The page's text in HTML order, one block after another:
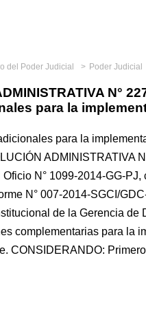
del Poder Judicial Poder Judicial
N°
para la
para la
ADMINISTRATIVA
N° 1099-2014-GG-
N° 007-2014-SGCI/
de la Gerencia de
complementarias para la
CONSIDERANDO: